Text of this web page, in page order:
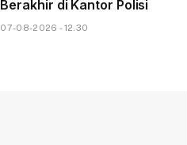
Berakhir di Kantor Polisi
07-08-2026 - 12.30